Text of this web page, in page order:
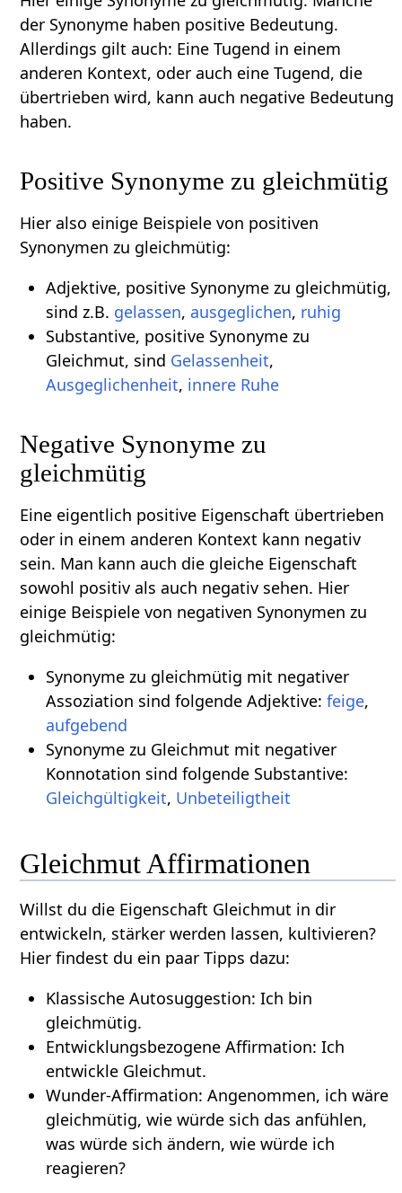
der Synonyme haben positive Bedeutung.
Allerdings gilt auch: Eine Tugend in einem
anderen Kontext, oder auch eine Tugend, die
übertrieben wird, kann auch negative Bedeutung
haben.
Positive Synonyme zu gleichmütig
Hier also einige Beispiele von positiven
Synonymen zu gleichmütig:
Adjektive, positive Synonyme zu gleichmütig,
sind z.B. gelassen, ausgeglichen, ruhig
Substantive, positive Synonyme zu
Gleichmut, sind Gelassenheit,
Ausgeglichenheit, innere Ruhe
Negative Synonyme zu
gleichmütig
Eine eigentlich positive Eigenschaft übertrieben
oder in einem anderen Kontext kann negativ
sein. Man kann auch die gleiche Eigenschaft
sowohl positiv als auch negativ sehen. Hier
einige Beispiele von negativen Synonymen zu
gleichmütig:
Synonyme zu gleichmütig mit negativer
Assoziation sind folgende Adjektive: feige,
aufgebend
Synonyme zu Gleichmut mit negativer
Konnotation sind folgende Substantive:
Gleichgültigkeit, Unbeteiligtheit
Gleichmut Affirmationen
Willst du die Eigenschaft Gleichmut in dir
entwickeln, stärker werden lassen, kultivieren?
Hier findest du ein paar Tipps dazu:
Klassische Autosuggestion: Ich bin
gleichmütig.
Entwicklungsbezogene Affirmation: Ich
entwickle Gleichmut.
Wunder-Affirmation: Angenommen, ich wäre
gleichmütig, wie würde sich das anfühlen,
was würde sich ändern, wie würde ich
reagieren?